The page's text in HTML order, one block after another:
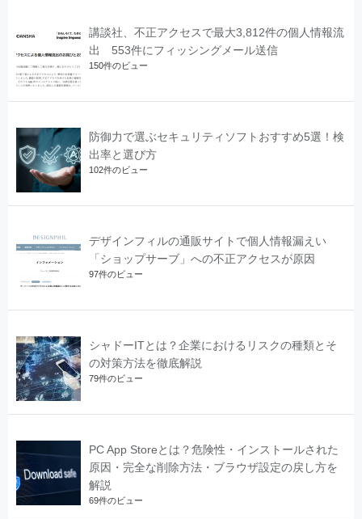
講談社、不正アクセスで最大3,812件の個人情報流
出 553件にフィッシングメール送信
150件のビュー
防御力で選ぶセキュリティソフトおすすめ5選！検
出率と選び方
102件のビュー
デザインフィルの通販サイトで個人情報漏えい
「ショップサーブ」への不正アクセスが原因
97件のビュー
シャドーITとは？企業におけるリスクの種類とそ
の対策方法を徹底解説
79件のビュー
PC App Storeとは？危険性・インストールされた
原因・完全な削除方法・ブラウザ設定の戻し方を
解説
69件のビュー